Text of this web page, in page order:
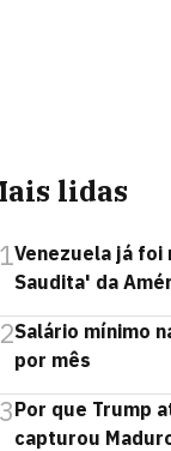
lidas
Venezuela já foi
Saudita' da
Salário mínimo
por mês
Por que Trump
capturou